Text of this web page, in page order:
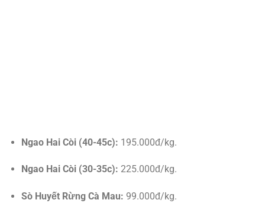
Ngao Hai Còi (40-45c): 195.000đ/kg.
Ngao Hai Còi (30-35c): 225.000đ/kg.
Sò Huyết Rừng Cà Mau: 99.000đ/kg.